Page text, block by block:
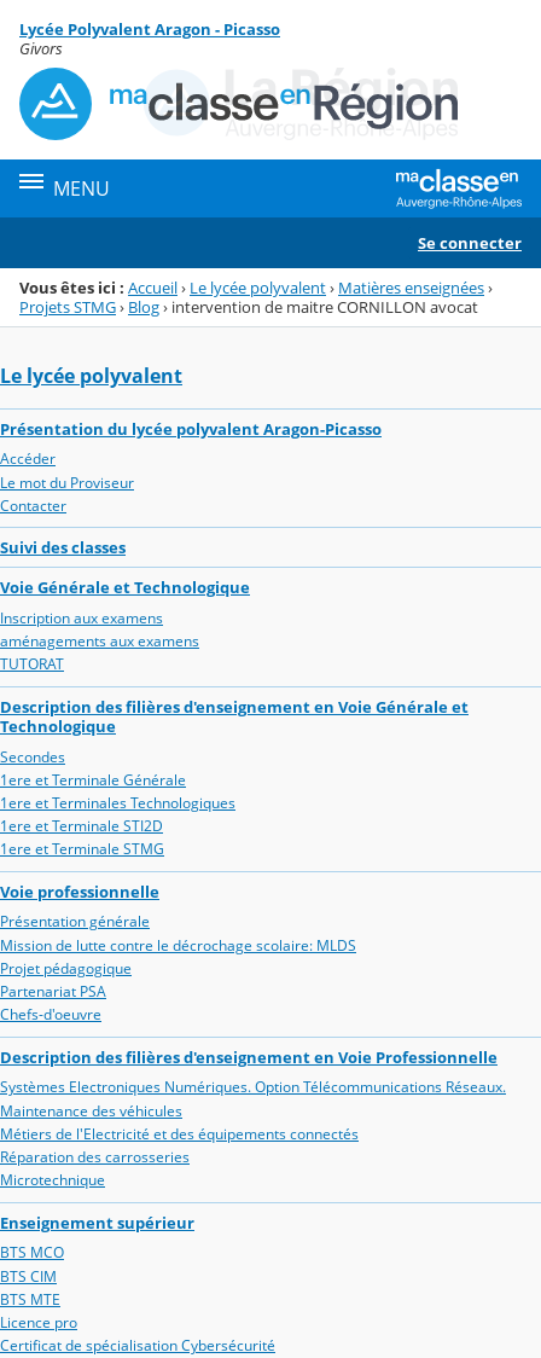
Menu de la rubrique
Contenu
Lycée Polyvalent Aragon - Picasso
Givors
MENU
Se connecter
Vous êtes ici : Accueil› Le lycée polyvalent› Matières enseignées›
Projets STMG› Blog› intervention de maitre CORNILLON avocat
Le lycée polyvalent
Présentation du lycée polyvalent Aragon-Picasso
Accéder
Le mot du Proviseur
Contacter
Suivi des classes
Voie Générale et Technologique
Inscription aux examens
aménagements aux examens
TUTORAT
Description des filières d'enseignement en Voie Générale et
Technologique
Secondes
1ere et Terminale Générale
1ere et Terminales Technologiques
1ere et Terminale STI2D
1ere et Terminale STMG
Voie professionnelle
Présentation générale
Mission de lutte contre le décrochage scolaire: MLDS
Projet pédagogique
Partenariat PSA
Chefs-d'oeuvre
Description des filières d'enseignement en Voie Professionnelle
Systèmes Electroniques Numériques. Option Télécommunications Réseaux.
Maintenance des véhicules
Métiers de l'Electricité et des équipements connectés
Réparation des carrosseries
Microtechnique
Enseignement supérieur
BTS MCO
BTS CIM
BTS MTE
Licence pro
Certificat de spécialisation Cybersécurité